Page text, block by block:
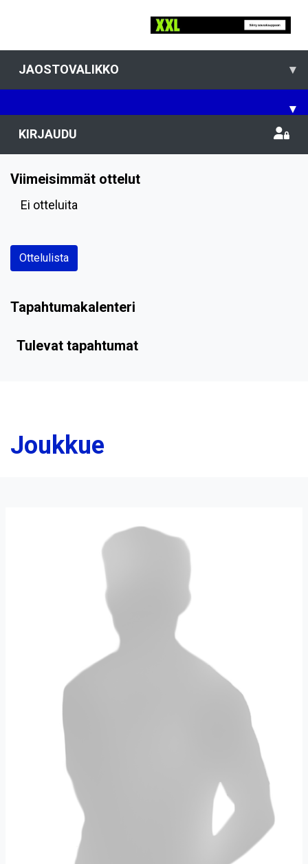
JAOSTOVALIKKO ▾
▾
KIRJAUDU
Viimeisimmät ottelut
Ei otteluita
Ottelulista
Tapahtumakalenteri
Tulevat tapahtumat
Joukkue